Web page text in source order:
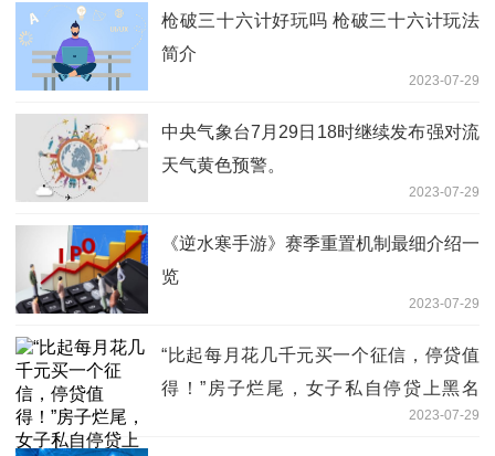
枪破三十六计好玩吗 枪破三十六计玩法
简介
2023-07-29
中央气象台7月29日18时继续发布强对流
天气黄色预警。
2023-07-29
《逆水寒手游》赛季重置机制最细介绍一
览
2023-07-29
“比起每月花几千元买一个征信，停贷值
得！”房子烂尾，女子私自停贷上黑名
2023-07-29